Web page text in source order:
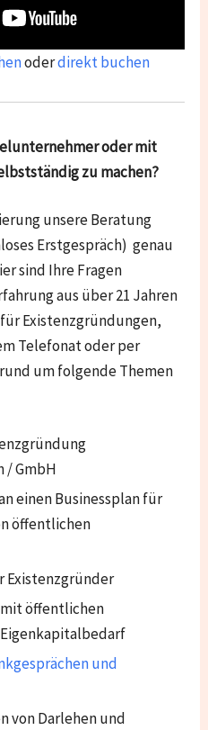
oderdirekt buchen
oder mit
zu machen?
unsere Beratung
Erstgespräch) genau
sind Ihre Fragen
aus über 21 Jahren
Existenzgründungen,
Telefonat oder per
um folgende Themen
/ GmbH
einen Businessplan für
öffentlichen
Existenzgründer
öffentlichen
und
von Darlehen und